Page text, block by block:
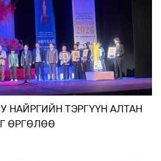
НАЙРГИЙН ТЭРГҮҮН АЛТАН
ӨРГӨЛӨӨ